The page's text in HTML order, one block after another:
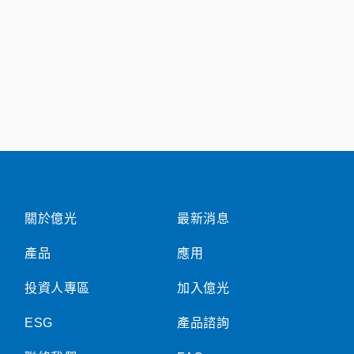
關於億光
產品
投資人專區
ESG
最新消息
應用
加入億光
產品諮詢